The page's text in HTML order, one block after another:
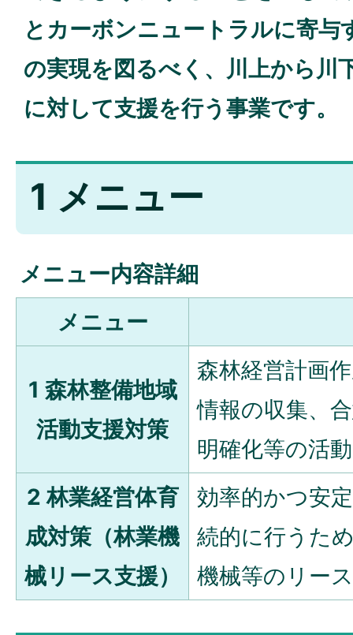
とカーボンニュートラルに寄与
の実現を図るべく、川上から川
に対して支援を行う事業です。
1 メニュー
メニュー内容詳細
メニュー
1 森林整備地域
活動支援対策
森林経営計画
情報の収集、
明確化等の活
2 林業経営体育
成対策（林業機
械リース支援）
効率的かつ安
続的に行うた
機械等のリー